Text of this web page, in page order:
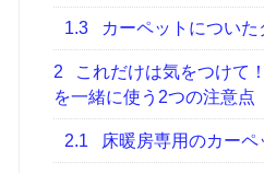
1.3 カーペットについ
2
これだけは気をつけて
を一緒に使う2つの注意点
2.1 床暖房専用のカーペ